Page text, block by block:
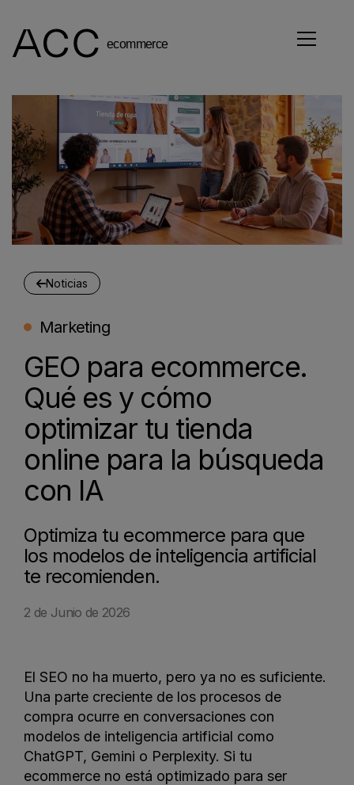
Noticias
Marketing
GEO para ecommerce.
Qué es y cómo
optimizar tu tienda
online para la búsqueda
con IA
Optimiza tu ecommerce para que
los modelos de inteligencia artificial
te recomienden.
2 de Junio de 2026
El SEO no ha muerto, pero ya no es suficiente.
Una parte creciente de los procesos de
compra ocurre en conversaciones con
modelos de inteligencia artificial como
ChatGPT, Gemini o Perplexity. Si tu
ecommerce no está optimizado para ser